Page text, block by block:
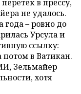
в прессу,
не удалось.
года – ровно до
Урсула и
ссылку:
потом в Ватикан.
Зельмайер
хотя